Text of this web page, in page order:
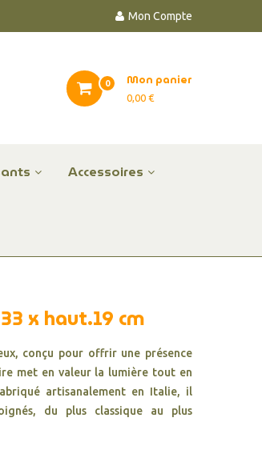
Mon Compte
Mon panier
0,00 €
0
Accessoires
x haut.19 cm
conçu pour offrir une présence
met en valeur la lumière tout en
artisanalement en Italie, il
du plus classique au plus